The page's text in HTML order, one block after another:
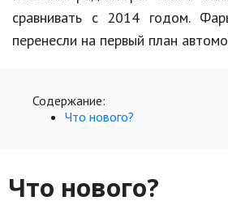
Обзоры
Красота и здоровье
Авто, мото
сравнивать с 2014 годом.
перенесли на первый план
Содержание:
Что нового?
Что нового?